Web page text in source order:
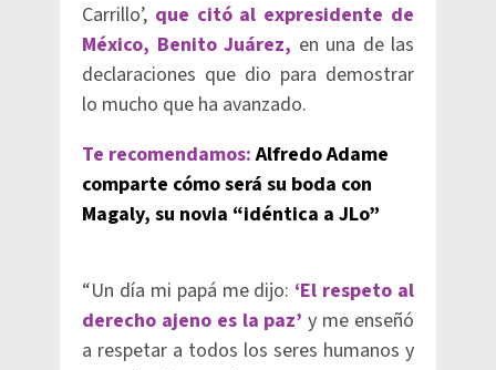
Carrillo’, que citó al expresidente de
México, Benito Juárez, en una de las
declaraciones que dio para demostrar
lo mucho que ha avanzado.
Te recomendamos: Alfredo Adame
comparte cómo será su boda con
Magaly, su novia “idéntica a JLo”
“Un día mi papá me dijo: ‘El respeto al
derecho ajeno es la paz’ y me enseñó
a respetar a todos los seres humanos y